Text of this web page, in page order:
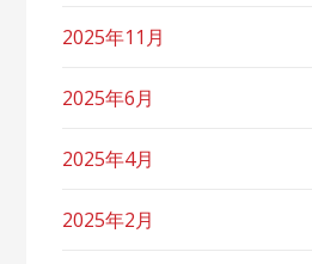
2025年11月
2025年6月
2025年4月
2025年2月